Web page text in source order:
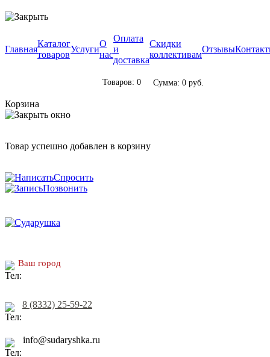
Главная
Каталог
товаров
Услуги
О
нас
Оплата
и
доставка
Скидки
коллективам
Отзывы
Товаров: 0 Сумма: 0 руб.
Корзина
Товар успешно добавлен в корзину
Спросить
Позвонить
Ваш город
8 (8332) 25-59-22
info@sudaryshka.ru